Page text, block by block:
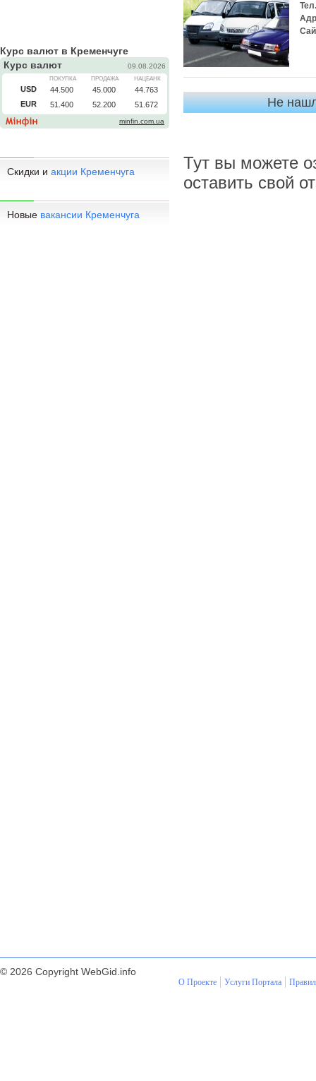
Не
Тут вы можете
оставить свой
Курс валют в Кременчуге
Скидки и акции Кременчуга
Новые вакансии Кременчуга
© 2026 Copyright WebGid.info
О Проекте Услуги Портала